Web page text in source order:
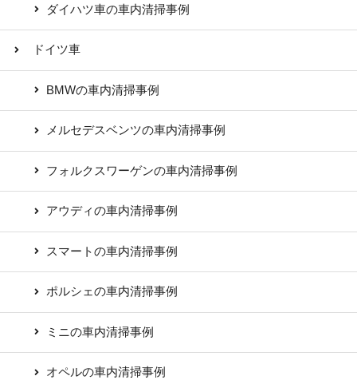
ダイハツ車の車内清掃事例
ドイツ車
BMWの車内清掃事例
メルセデスベンツの車内清掃事例
フォルクスワーゲンの車内清掃事例
アウディの車内清掃事例
スマートの車内清掃事例
ポルシェの車内清掃事例
ミニの車内清掃事例
オペルの車内清掃事例